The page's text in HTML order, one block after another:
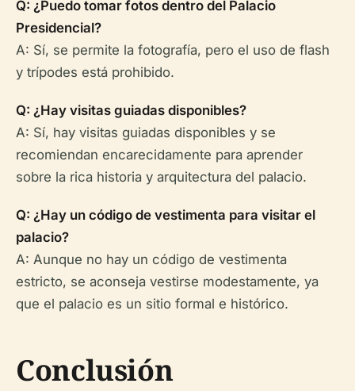
Q: ¿Puedo tomar fotos dentro del Palacio
Presidencial?
A: Sí, se permite la fotografía, pero el uso de flash
y trípodes está prohibido.
Q: ¿Hay visitas guiadas disponibles?
A: Sí, hay visitas guiadas disponibles y se
recomiendan encarecidamente para aprender
sobre la rica historia y arquitectura del palacio.
Q: ¿Hay un código de vestimenta para visitar el
palacio?
A: Aunque no hay un código de vestimenta
estricto, se aconseja vestirse modestamente, ya
que el palacio es un sitio formal e histórico.
Conclusión